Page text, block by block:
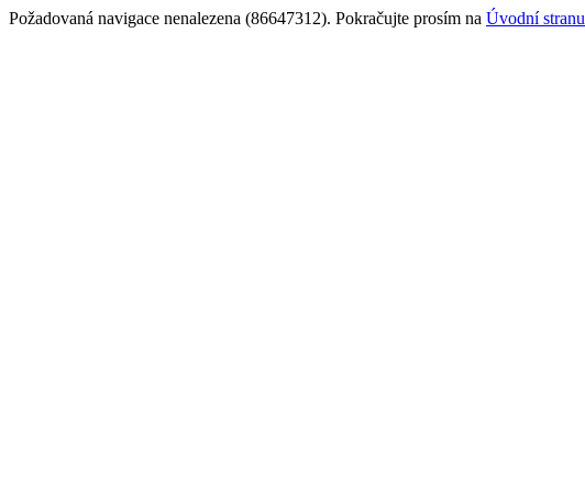
Požadovaná navigace nenalezena (86647312). Pokračujte prosím na Úvodní stranu